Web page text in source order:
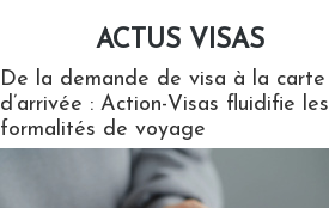
ACTUS VISAS
De la demande de visa à la carte
d’arrivée : Action-Visas fluidifie les
formalités de voyage